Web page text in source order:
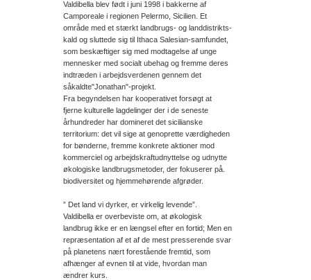
Valdibella blev født i juni 1998 i bakkerne af
Camporeale i regionen Pelermo, Sicilien. Et
område med et stærkt landbrugs- og landdistrikts-
kald og sluttede sig til Ithaca Salesian-samfundet,
som beskæftiger sig med modtagelse af unge
mennesker med socialt ubehag og fremme deres
indtræden i arbejdsverdenen gennem det
såkaldte"Jonathan"-projekt.
Fra begyndelsen har kooperativet forsøgt at
fjerne kulturelle lagdelinger der i de seneste
århundreder har domineret det sicilianske
territorium: det vil sige at genoprette værdigheden
for bønderne, fremme konkrete aktioner mod
kommerciel og arbejdskraftudnyttelse og udnytte
økologiske landbrugsmetoder, der fokuserer på.
biodiversitet og hjemmehørende afgrøder.
” Det land vi dyrker, er virkelig levende”.
Valdibella er overbeviste om, at økologisk
landbrug ikke er en længsel efter en fortid; Men en
repræsentation af et af de mest presserende svar
på planetens nært forestående fremtid, som
afhænger af evnen til at vide, hvordan man
ændrer kurs.